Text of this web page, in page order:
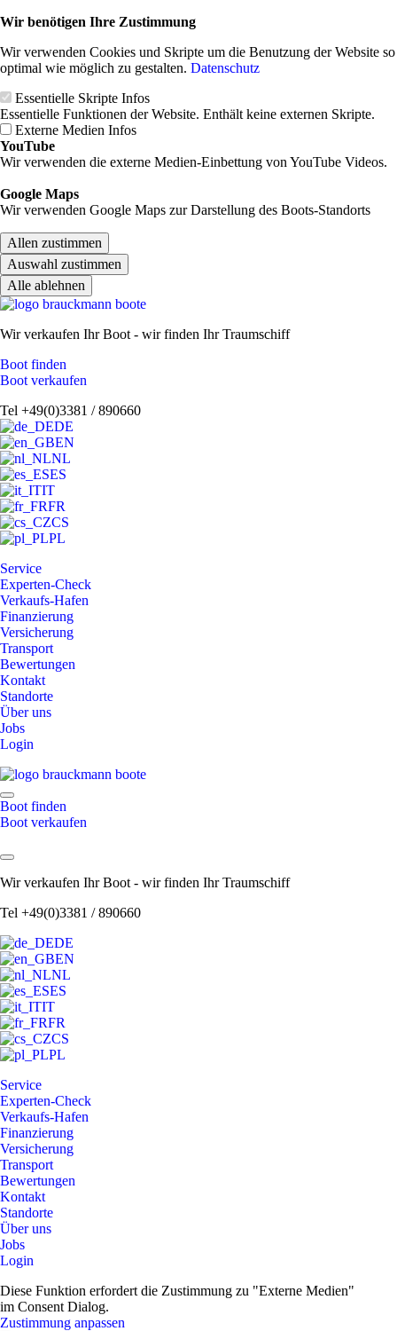
Wir benötigen Ihre Zustimmung
Wir verwenden Cookies und Skripte um die Benutzung der Website so
optimal wie möglich zu gestalten. Datenschutz
Essentielle Skripte Infos
Essentielle Funktionen der Website. Enthält keine externen Skripte.
Externe Medien Infos
YouTube
Wir verwenden die externe Medien-Einbettung von YouTube Videos.
Google Maps
Wir verwenden Google Maps zur Darstellung des Boots-Standorts
Allen zustimmen
Auswahl zustimmen
Alle ablehnen
Wir verkaufen Ihr Boot - wir finden Ihr Traumschiff
Boot finden
Boot verkaufen
Tel +49(0)3381 / 890660
DE
EN
NL
ES
IT
FR
CS
PL
Service
Experten-Check
Verkaufs-Hafen
Finanzierung
Versicherung
Transport
Bewertungen
Kontakt
Standorte
Über uns
Jobs
Login
Boot finden
Boot verkaufen
Wir verkaufen Ihr Boot - wir finden Ihr Traumschiff
Tel +49(0)3381 / 890660
DE
EN
NL
ES
IT
FR
CS
PL
Service
Experten-Check
Verkaufs-Hafen
Finanzierung
Versicherung
Transport
Bewertungen
Kontakt
Standorte
Über uns
Jobs
Login
Diese Funktion erfordert die Zustimmung zu "Externe Medien"
im Consent Dialog.
Zustimmung anpassen